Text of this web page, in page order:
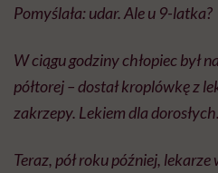
Pomyślała: udar. Ale u 9-latka?
W ciągu godziny chłopiec był
półtorej – dostał kroplówkę z
zakrzepy. Lekiem dla dorosłych.
Teraz, pół roku później,